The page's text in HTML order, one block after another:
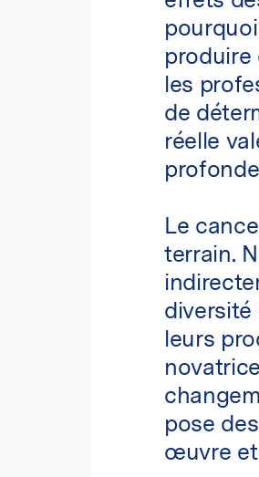
produire
les
de
réelle
Le
terrain.
leurs
pose
œuvre et